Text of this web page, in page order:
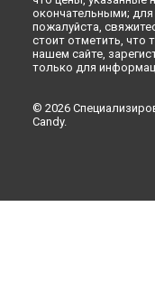
Ремонт стиральной
Рязани
Ремонт стиральной
Астрахани
Набережных Челнах
Ремонт стиральной
окончательными; для
пожалуйста,
стоит отметить, что
нашем сайте,
только для
© 2026
Candy.